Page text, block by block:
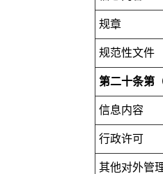
规章
规范性文件
第二十条第
信息内容
行政许可
其他对外管